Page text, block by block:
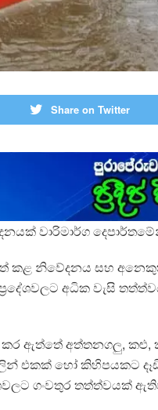
Share on Twitter
වාරිමාර්ග
කළ නිවේදනය සහ
අධික වැසි
ඇත්තේ අත්තනගලු, කළු,
එකක් හෝ කිහිපයකට
ගංවතුර තත්ත්වයක්